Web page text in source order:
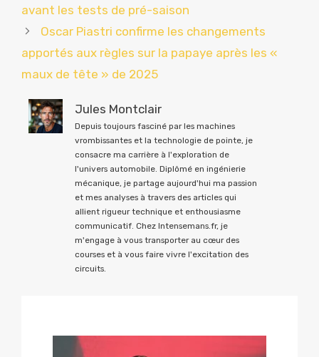
avant les tests de pré-saison
Oscar Piastri confirme les changements
apportés aux règles sur la papaye après les «
maux de tête » de 2025
Jules Montclair
Depuis toujours fasciné par les machines
vrombissantes et la technologie de pointe, je
consacre ma carrière à l'exploration de
l'univers automobile. Diplômé en ingénierie
mécanique, je partage aujourd'hui ma passion
et mes analyses à travers des articles qui
allient rigueur technique et enthousiasme
communicatif. Chez Intensemans.fr, je
m'engage à vous transporter au cœur des
courses et à vous faire vivre l'excitation des
circuits.